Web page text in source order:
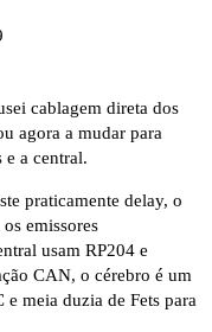
cablagem direta dos
agora a mudar para
e a central.
praticamente delay, o
emissores
usam RP204 e
CAN, o cérebro é um
meia duzia de Fets para